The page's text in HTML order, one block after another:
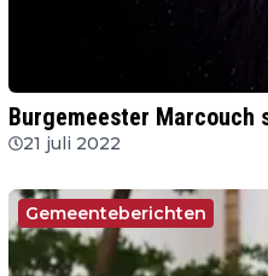
Burgemeester Marcouch
21 juli 2022
Gemeenteberichten